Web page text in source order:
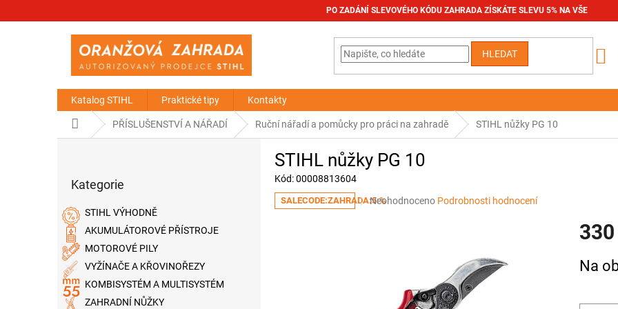
PO ZADÁNÍ SLEVOVÉHO KÓDU ZAHRADA ZÍSKÁTE SLEVU 5% NA VŠE
HLEDAT
Katalog STIHL Praktické tipy Kontakty
Domů PŘÍSLUŠENSTVÍ A NÁŘADÍ Ruční nářadí a pomůcky pro práci na zahradě STIHL nůžky PG 10
a
n
p
a
kategorie
Kategorie
STIHL VÝHODNĚ
AKUMULÁTOROVÉ PŘÍSTROJE
MOTOROVÉ PILY
VYŽÍNAČE A KŘOVINOŘEZY
KOMBISYSTÉM A MULTISYSTÉM
ZAHRADNÍ NŮŽKY
STIHL nůžky PG 10
Kód:00008813604
SALECODE:ZAHRADA:5:%Průměrné
hvězdiček.
Neohodnoceno Podrobnosti hodnocení
cena:
Na